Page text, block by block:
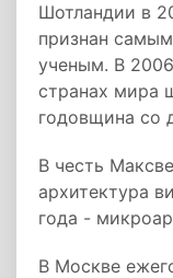
Шотландии в
признан
ученым. В
странах мира
годовщина со
В честь
архитектура
года -
В Москве